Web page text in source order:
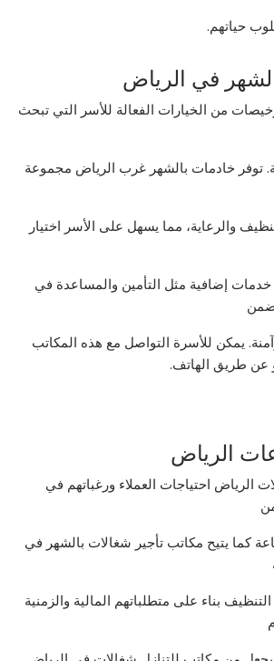
حياتهم.
في الرياض
من الخيارات الفعالة للأسر التي تبحث
توفر خادمات بالشهر غرب الرياض مجموعة
والرعاية، مما يسهل على الأسر اختيار
خدمات إضافية مثل التأمين والمساعدة في
يمكن للأسرة التواصل مع هذه المكاتب
عن طريق الهاتف.
الریاض
الریاض احتياجات العملاء ورغباتهم في
كما يتيح مكاتب تأجیر شغالات بالشھر في
بناء على متطلباتهم المالية والزمنية